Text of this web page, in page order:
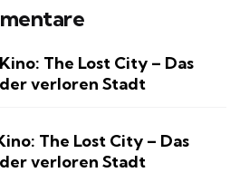
The Lost City – Das
verloren Stadt
The Lost City – Das
verloren Stadt